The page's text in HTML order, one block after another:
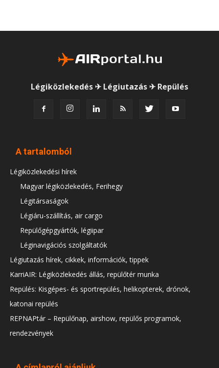
Légiközlekedés ✈ Légiutazás ✈ Repülés
A tartalomból
Légiközlekedési hírek
Magyar légiközlekedés, Ferihegy
Légitársaságok
Légiáru-szállítás, air cargo
Repülőgépgyártók, légiipar
Léginavigációs szolgáltatók
Légiutazás hírek, cikkek, információk, tippek
KarriAIR: Légiközlekedés állás, repülőtér munka
Repülés: Kisgépes- és sportrepülés, helikopterek, drónok,
katonai repülés
REPNAPtár – Repülőnap, airshow, repülős programok,
rendezvények